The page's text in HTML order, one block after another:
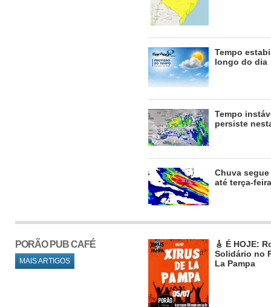
Tempo
longo do dia
Tempo
persiste
Chuva
até terça-feira
PORÃO PUB CAFÉ
MAIS ARTIGOS
🎸 É HOJE:
Solidário no
La Pampa